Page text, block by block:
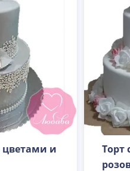
ярусов
яруса вес изменится
начинки для ярусов
цветами и
Торт